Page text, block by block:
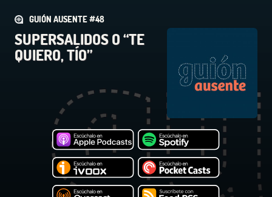
GUIÓN AUSENTE #48
SUPERSALIDOS O “TE
QUIERO, TÍO”